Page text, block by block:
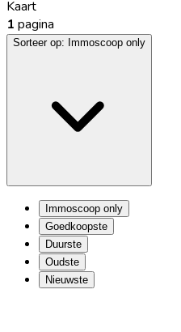
Kaart
1 pagina
Sorteer op: Immoscoop only
Immoscoop only
Goedkoopste
Duurste
Oudste
Nieuwste